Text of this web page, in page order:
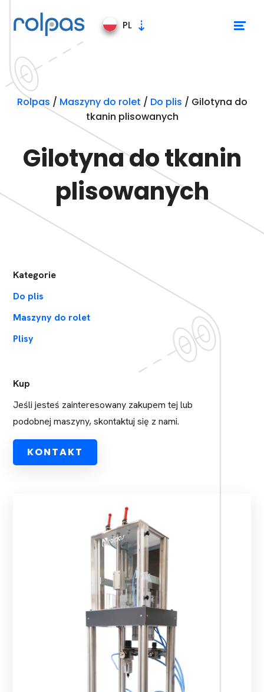
PL
Maszyny do rolet
Linie produkcyjne
Rolpas / Maszyny do rolet / Do plis / Gilotyna do
tkanin plisowanych
Gilotyna do tkanin
plisowanych
Kategorie
Do plis
Maszyny do rolet
Plisy
Kup
Jeśli jesteś zainteresowany zakupem tej lub
podobnej maszyny, skontaktuj się z nami.
KONTAKT